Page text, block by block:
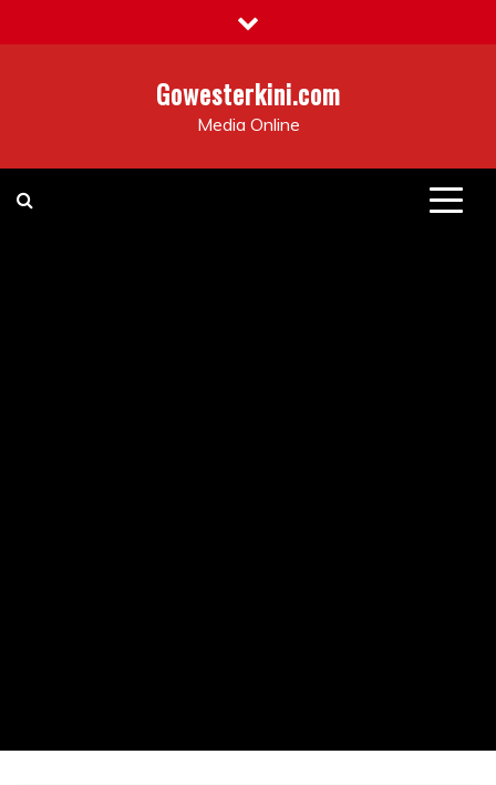
to
Gowesterkini.com
Media Online